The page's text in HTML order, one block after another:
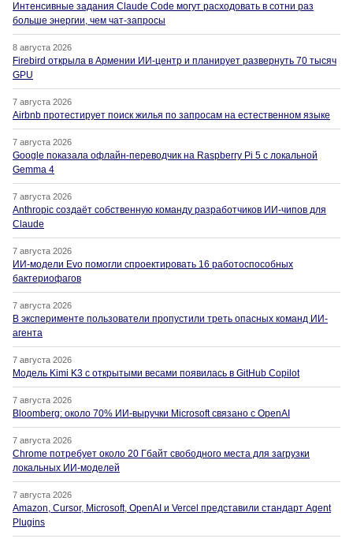
Интенсивные задания Claude Code могут расходовать в сотни раз
больше энергии, чем чат-запросы
8 августа 2026
Firebird открыла в Армении ИИ-центр и планирует развернуть 70 тысяч
GPU
7 августа 2026
Airbnb протестирует поиск жилья по запросам на естественном языке
7 августа 2026
Google показала офлайн-переводчик на Raspberry Pi 5 с локальной
Gemma 4
7 августа 2026
Anthropic создаёт собственную команду разработчиков ИИ-чипов для
Claude
7 августа 2026
ИИ-модели Evo помогли спроектировать 16 работоспособных
бактериофагов
7 августа 2026
В эксперименте пользователи пропустили треть опасных команд ИИ-
агента
7 августа 2026
Модель Kimi K3 с открытыми весами появилась в GitHub Copilot
7 августа 2026
Bloomberg: около 70% ИИ-выручки Microsoft связано с OpenAI
7 августа 2026
Chrome потребует около 20 Гбайт свободного места для загрузки
локальных ИИ-моделей
7 августа 2026
Amazon, Cursor, Microsoft, OpenAI и Vercel представили стандарт Agent
Plugins